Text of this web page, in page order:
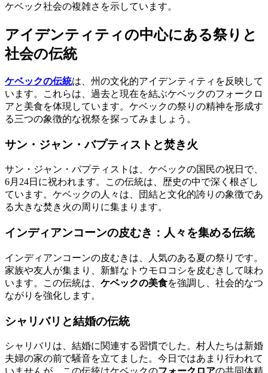
ケベック社会の複雑さを示しています。
アイデンティティの中心にある祭りと
社会の伝統
ケベックの伝統は、州の文化的アイデンティティを反映して
います。これらは、過去と現在を結ぶケベックのフォークロ
アと美食を体現しています。ケベックの祭りの精神を形成す
る三つの象徴的な祝祭を探ってみましょう。
サン・ジャン・バプティストと焚き火
サン・ジャン・バプティストは、ケベックの国民の祝日で、
6月24日に祝われます。この伝統は、歴史の中で深く根ざし
ています。ケベックの人々は、団結と文化的誇りの象徴であ
る大きな焚き火の周りに集まります。
インディアンコーンの皮むき：人々を集める伝統
インディアンコーンの皮むきは、人気のある夏の祭りです。
家族や友人が集まり、新鮮なトウモロコシを皮むきして味わ
います。この伝統は、 ケベックの美食を強調し、社会的なつ
ながりを強化します。
シャリバリと結婚の伝統
シャリバリは、結婚に関連する習慣でした。村人たちは新婚
夫婦の家の前で騒音を立てました。今日ではあまり行われて